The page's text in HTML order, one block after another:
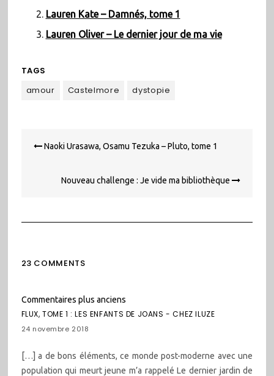
Lauren Kate – Damnés, tome 1
Lauren Oliver – Le dernier jour de ma vie
TAGS
amour
Castelmore dystopie
de Naoki Urasawa, Osamu Tezuka – Pluto, tome 1
Nouveau challenge : Je vide ma bibliothèque
23 COMMENTS
Navigation
dans
les
commentaires
Commentaires plus anciens
FLUX, TOME 1 : LES ENFANTS DE JOANS - CHEZ ILUZE
24 novembre 2018
[…] a de bons éléments, ce monde post-moderne avec une
population qui meurt jeune m’a rappelé Le dernier jardin de